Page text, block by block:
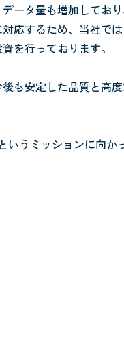
ータ量も増加してお
応するため、当社で
を行っております。
も安定した品質と高
いうミッションに向